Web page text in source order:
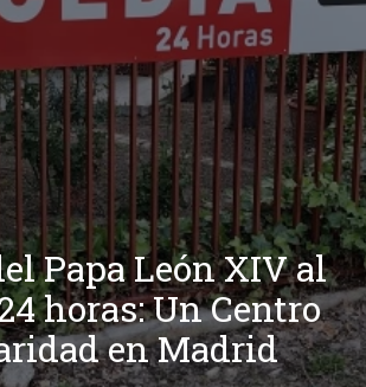
Papa León XIV al
horas: Un Centro
en Madrid